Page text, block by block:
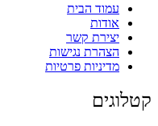
עמוד הבית
אודות
יצירת קשר
הצהרת נגישות
מדיניות פרטיות
קטלוגים